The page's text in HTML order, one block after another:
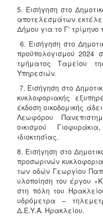
5. Εισήγηση στο
αποτελεσμάτων
Δήμου για το Γ' τρίμηνο
6. Εισήγηση στο
προϋπολογισμού
τμήματος Ταμείου
Υπηρεσιών.
7. Εισήγηση στο
κυκλοφοριακής
έκδοση οικοδομικής
Λεωφόρου
οικισμού
ιδιοκτησίας.
8. Εισήγηση στο
προσωρινών
των οδών Γεωργίου
υλοποίηση του έργου
στη πόλη του
υδρόμετρα –
Δ.Ε.Υ.Α. Ηρακλείου.